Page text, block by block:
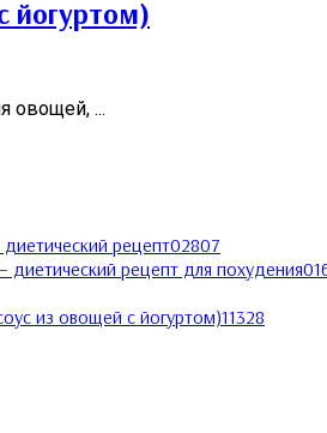
йогуртом)
овощей, ...
рецепт02807
рецепт для похудения0
из овощей с йогуртом)11328